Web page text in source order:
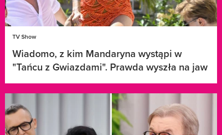
TV Show
Wiadomo, z kim Mandaryna wystąpi w
"Tańcu z Gwiazdami". Prawda wyszła na jaw